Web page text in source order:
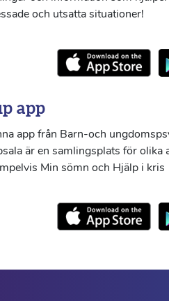
och utsatta situationer!
app
app från Barn-och
är en samlingsplats för olika
Min sömn och Hjälp i kris